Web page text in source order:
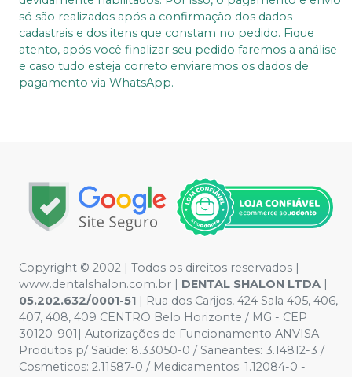
só são realizados após a confirmação dos dados
cadastrais e dos itens que constam no pedido. Fique
atento, após você finalizar seu pedido faremos a análise
e caso tudo esteja correto enviaremos os dados de
pagamento via WhatsApp.
Copyright © 2002 | Todos os direitos reservados |
www.dentalshalon.com.br | DENTAL SHALON LTDA |
05.202.632/0001-51 | Rua dos Carijos, 424 Sala 405, 406,
407, 408, 409 CENTRO Belo Horizonte / MG - CEP
30120-901| Autorizações de Funcionamento ANVISA -
Produtos p/ Saúde: 8.33050-0 / Saneantes: 3.14812-3 /
Cosmeticos: 2.11587-0 / Medicamentos: 1.12084-0 -